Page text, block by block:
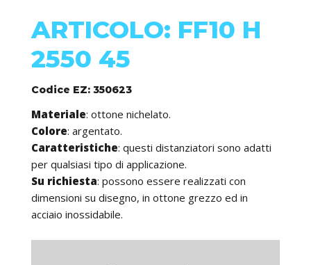
ARTICOLO: FF10 H
2550 45
Codice EZ: 350623
Materiale: ottone nichelato.
Colore: argentato.
Caratteristiche: questi distanziatori sono adatti
per qualsiasi tipo di applicazione.
Su richiesta: possono essere realizzati con
dimensioni su disegno, in ottone grezzo ed in
acciaio inossidabile.